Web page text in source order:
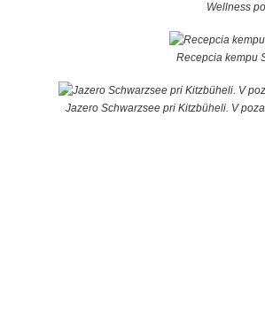
Wellness
Recepcia kempu
Jazero Schwarzsee pri Kitzbüheli. V